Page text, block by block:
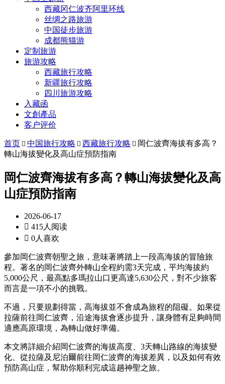
西藏冈仁波齐阿里环线
丝绸之路旅游
中国徒步旅游
成都熊猫游
定制旅游
旅游攻略
西藏旅行攻略
新疆旅行攻略
四川旅游攻略
入藏函
文創產品
客户评价
首页  中国旅行攻略  西藏旅行攻略  岡仁波齊海拔有多高？
轉山海拔變化及高山症預防指南
岡仁波齊海拔有多高？轉山海拔變化及高
山症預防指南
2026-06-17
 415人阅读
 0人喜欢
參加岡仁波齊朝聖之旅，意味著將踏上一段高海拔的冒險旅
程。著名的岡仁波齊外轉山全程約需3天完成，平均海拔約
5,000公尺，最高點多瑪拉山口更高達5,630公尺，對不少旅客
而言是一項不小的挑戰。
不過，只要規劃得當，高海拔並不會成為旅程的阻礙。如果從
拉薩前往岡仁波齊，沿途海拔會逐步提升，讓身體有足夠時間
適應高原環境，為轉山做好準備。
本文將詳細介紹岡仁波齊的海拔高度、3天轉山路線的海拔變
化、從拉薩及尼泊爾前往岡仁波齊的海拔差異，以及如何有效
預防高山症，幫助你順利完成這趟神聖之旅。